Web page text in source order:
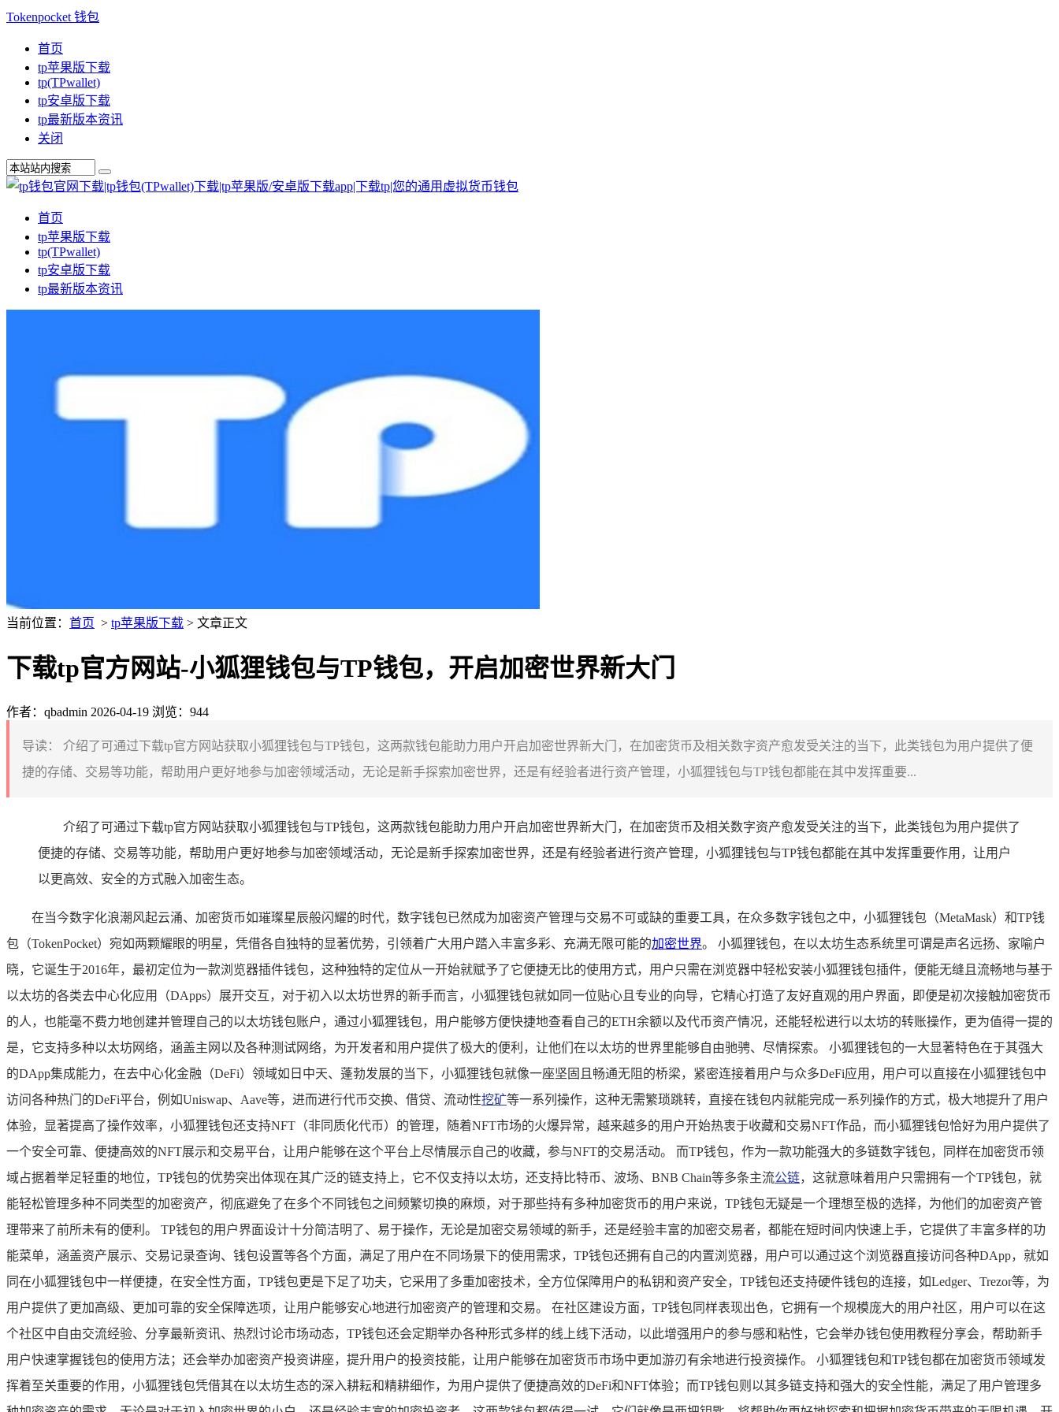
Tokenpocket 钱包
首页
tp苹果版下载
tp(TPwallet)
tp安卓版下载
tp最新版本资讯
关闭
首页
tp苹果版下载
tp(TPwallet)
tp安卓版下载
tp最新版本资讯
当前位置： 首页 > tp苹果版下载 > 文章正文
下载tp官方网站-小狐狸钱包与TP钱包，开启加密世界新大门
作者：qbadmin 2026-04-19 浏览：944
导读：
介绍了可通过下载tp官方网站获取小狐狸钱包与TP钱包，这两款钱包能助力用户开启加密世界新大门，在加密货币及相关数字资产愈发受关注的当下，此类钱包为用户提供了便
捷的存储、交易等功能，帮助用户更好地参与加密领域活动，无论是新手探索加密世界，还是有经验者进行资产管理，小狐狸钱包与TP钱包都能在其中发挥重要...
介绍了可通过下载tp官方网站获取小狐狸钱包与TP钱包，这两款钱包能助力用户开启加密世界新大门，在加密货币及相关数字资产愈发受关注的当下，此类钱包为用户提供了
便捷的存储、交易等功能，帮助用户更好地参与加密领域活动，无论是新手探索加密世界，还是有经验者进行资产管理，小狐狸钱包与TP钱包都能在其中发挥重要作用，让用户
以更高效、安全的方式融入加密生态。
在当今数字化浪潮风起云涌、加密货币如璀璨星辰般闪耀的时代，数字钱包已然成为加密资产管理与交易不可或缺的重要工具，在众多数字钱包之中，小狐狸钱包（MetaMask）和TP钱
包（TokenPocket）宛如两颗耀眼的明星，凭借各自独特的显著优势，引领着广大用户踏入丰富多彩、充满无限可能的加密世界。 小狐狸钱包，在以太坊生态系统里可谓是声名远扬、家喻户
晓，它诞生于2016年，最初定位为一款浏览器插件钱包，这种独特的定位从一开始就赋予了它便捷无比的使用方式，用户只需在浏览器中轻松安装小狐狸钱包插件，便能无缝且流畅地与基于
以太坊的各类去中心化应用（DApps）展开交互，对于初入以太坊世界的新手而言，小狐狸钱包就如同一位贴心且专业的向导，它精心打造了友好直观的用户界面，即便是初次接触加密货币
的人，也能毫不费力地创建并管理自己的以太坊钱包账户，通过小狐狸钱包，用户能够方便快捷地查看自己的ETH余额以及代币资产情况，还能轻松进行以太坊的转账操作，更为值得一提的
是，它支持多种以太坊网络，涵盖主网以及各种测试网络，为开发者和用户提供了极大的便利，让他们在以太坊的世界里能够自由驰骋、尽情探索。 小狐狸钱包的一大显著特色在于其强大
的DApp集成能力，在去中心化金融（DeFi）领域如日中天、蓬勃发展的当下，小狐狸钱包就像一座坚固且畅通无阻的桥梁，紧密连接着用户与众多DeFi应用，用户可以直接在小狐狸钱包中
访问各种热门的DeFi平台，例如Uniswap、Aave等，进而进行代币交换、借贷、流动性挖矿等一系列操作，这种无需繁琐跳转，直接在钱包内就能完成一系列操作的方式，极大地提升了用户
体验，显著提高了操作效率，小狐狸钱包还支持NFT（非同质化代币）的管理，随着NFT市场的火爆异常，越来越多的用户开始热衷于收藏和交易NFT作品，而小狐狸钱包恰好为用户提供了
一个安全可靠、便捷高效的NFT展示和交易平台，让用户能够在这个平台上尽情展示自己的收藏，参与NFT的交易活动。 而TP钱包，作为一款功能强大的多链数字钱包，同样在加密货币领
域占据着举足轻重的地位，TP钱包的优势突出体现在其广泛的链支持上，它不仅支持以太坊，还支持比特币、波场、BNB Chain等多条主流公链，这就意味着用户只需拥有一个TP钱包，就
能轻松管理多种不同类型的加密资产，彻底避免了在多个不同钱包之间频繁切换的麻烦，对于那些持有多种加密货币的用户来说，TP钱包无疑是一个理想至极的选择，为他们的加密资产管
理带来了前所未有的便利。 TP钱包的用户界面设计十分简洁明了、易于操作，无论是加密交易领域的新手，还是经验丰富的加密交易者，都能在短时间内快速上手，它提供了丰富多样的功
能菜单，涵盖资产展示、交易记录查询、钱包设置等各个方面，满足了用户在不同场景下的使用需求，TP钱包还拥有自己的内置浏览器，用户可以通过这个浏览器直接访问各种DApp，就如
同在小狐狸钱包中一样便捷，在安全性方面，TP钱包更是下足了功夫，它采用了多重加密技术，全方位保障用户的私钥和资产安全，TP钱包还支持硬件钱包的连接，如Ledger、Trezor等，为
用户提供了更加高级、更加可靠的安全保障选项，让用户能够安心地进行加密资产的管理和交易。 在社区建设方面，TP钱包同样表现出色，它拥有一个规模庞大的用户社区，用户可以在这
个社区中自由交流经验、分享最新资讯、热烈讨论市场动态，TP钱包还会定期举办各种形式多样的线上线下活动，以此增强用户的参与感和粘性，它会举办钱包使用教程分享会，帮助新手
用户快速掌握钱包的使用方法；还会举办加密资产投资讲座，提升用户的投资技能，让用户能够在加密货币市场中更加游刃有余地进行投资操作。 小狐狸钱包和TP钱包都在加密货币领域发
挥着至关重要的作用，小狐狸钱包凭借其在以太坊生态的深入耕耘和精耕细作，为用户提供了便捷高效的DeFi和NFT体验；而TP钱包则以其多链支持和强大的安全性能，满足了用户管理多